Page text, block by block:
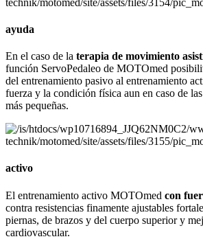
ayuda
En el caso de la terapia de movimiento
función ServoPedaleo de MOTOmed
del entrenamiento pasivo al entrenamiento
fuerza y la condición física aun en caso de
más pequeñas.
activo
El entrenamiento activo MOTOmed con
contra resistencias finamente ajustables
piernas, de brazos y del cuerpo superior y
cardiovascular.